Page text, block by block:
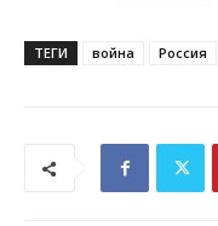
ТЕГИ война Россия